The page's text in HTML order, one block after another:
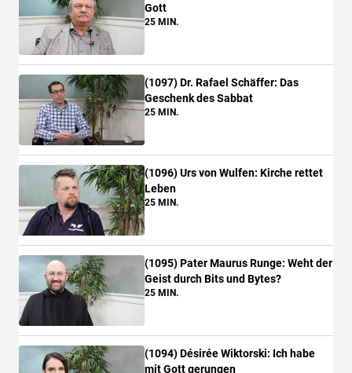
Gott
25 MIN.
(1097)Dr. Rafael Schäffer: Das
Geschenk des Sabbat
25 MIN.
(1096)Urs von Wulfen: Kirche rettet
Leben
25 MIN.
(1095)Pater Maurus Runge: Weht der
Geist durch Bits und Bytes?
25 MIN.
(1094)Désirée Wiktorski: Ich habe
mit Gott gerungen